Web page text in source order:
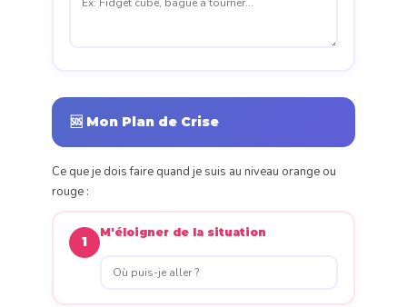
🆘 Mon Plan de Crise
Ce que je dois faire quand je suis au niveau orange ou
rouge :
1
M'éloigner de la situation